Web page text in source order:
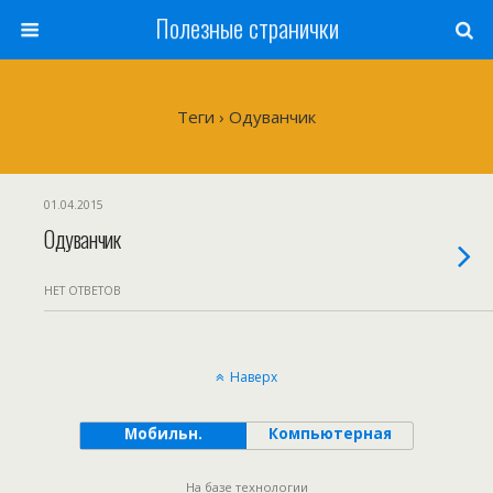
Полезные странички
Теги › Одуванчик
01.04.2015
Одуванчик
НЕТ ОТВЕТОВ
Наверх
Мобильн. Компьютерная
На базе технологии